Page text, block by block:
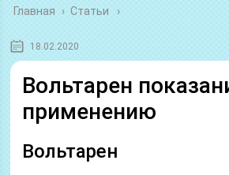
Главная › Статьи
18.02.2020
Вольтарен
применению
Вольтарен